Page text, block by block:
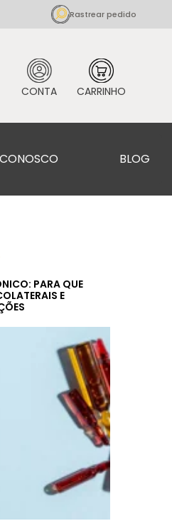
Rastrear pedido
BLOG
PARA QUE
E